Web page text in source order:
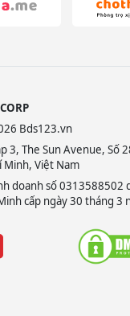
Bds123.vn
3, The Sun Avenue, Số
Minh, Việt Nam
doanh số 0313588502
cấp ngày 30 tháng 3